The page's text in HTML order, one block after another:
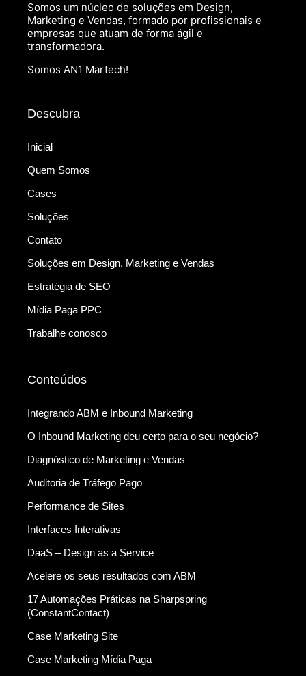
Somos um núcleo de soluções em Design,
Marketing e Vendas, formado por profissionais e
empresas que atuam de forma ágil e
transformadora.
Somos AN1 Martech!
Descubra
Inicial
Quem Somos
Cases
Soluções
Contato
Soluções em Design, Marketing e Vendas
Estratégia de SEO
Mídia Paga PPC
Trabalhe conosco
Conteúdos
Integrando ABM e Inbound Marketing
O Inbound Marketing deu certo para o seu negócio?
Diagnóstico de Marketing e Vendas
Auditoria de Tráfego Pago
Performance de Sites
Interfaces Interativas
DaaS – Design as a Service
Acelere os seus resultados com ABM
17 Automações Práticas na Sharpspring
(ConstantContact)
Case Marketing Site
Case Marketing Mídia Paga